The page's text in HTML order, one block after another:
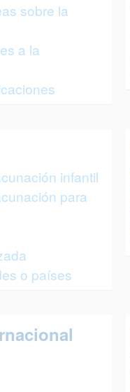
sobre la
a la
infantil
para
o países